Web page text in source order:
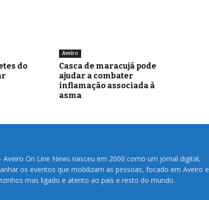
do
Aveiro
Casca de maracujá pode
ajudar a combater
inflamação associada à
asma
Aveiro On Line News nasceu em 2000 como um jornal digital,
os eventos que mobilizam as pessoas, focado em Aveiro e
mas ligado e atento ao país e resto do mundo.